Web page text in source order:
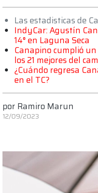
Las estadisticas de
IndyCar: Agustín
14° en Laguna Seca
Canapino cumplió
los 21 mejores del
¿Cuándo regresa
en el TC?
por Ramiro Marun
12/09/2023